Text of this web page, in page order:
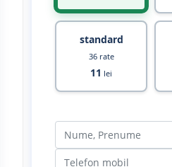
standard
36 rate
11 lei